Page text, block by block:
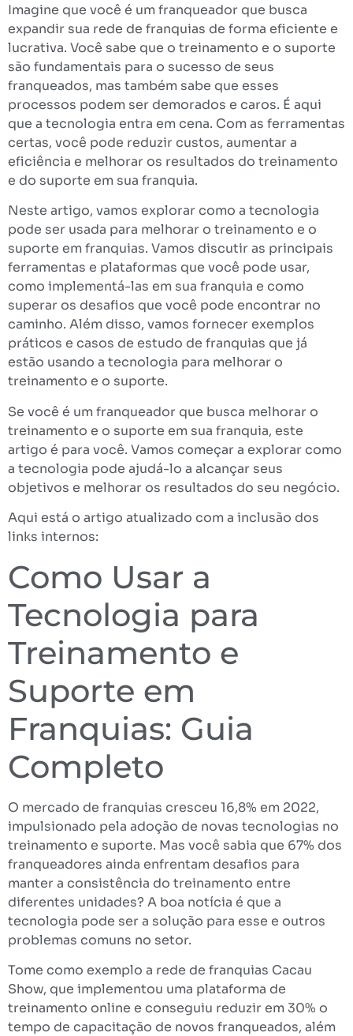
Imagine que você é um franqueador que busca
expandir sua rede de franquias de forma eficiente e
lucrativa. Você sabe que o treinamento e o suporte
são fundamentais para o sucesso de seus
franqueados, mas também sabe que esses
processos podem ser demorados e caros. É aqui
que a tecnologia entra em cena. Com as ferramentas
certas, você pode reduzir custos, aumentar a
eficiência e melhorar os resultados do treinamento
e do suporte em sua franquia.
Neste artigo, vamos explorar como a tecnologia
pode ser usada para melhorar o treinamento e o
suporte em franquias. Vamos discutir as principais
ferramentas e plataformas que você pode usar,
como implementá-las em sua franquia e como
superar os desafios que você pode encontrar no
caminho. Além disso, vamos fornecer exemplos
práticos e casos de estudo de franquias que já
estão usando a tecnologia para melhorar o
treinamento e o suporte.
Se você é um franqueador que busca melhorar o
treinamento e o suporte em sua franquia, este
artigo é para você. Vamos começar a explorar como
a tecnologia pode ajudá-lo a alcançar seus
objetivos e melhorar os resultados do seu negócio.
Aqui está o artigo atualizado com a inclusão dos
links internos:
Como Usar a
Tecnologia para
Treinamento e
Suporte em
Franquias: Guia
Completo
O mercado de franquias cresceu 16,8% em 2022,
impulsionado pela adoção de novas tecnologias no
treinamento e suporte. Mas você sabia que 67% dos
franqueadores ainda enfrentam desafios para
manter a consistência do treinamento entre
diferentes unidades? A boa notícia é que a
tecnologia pode ser a solução para esse e outros
problemas comuns no setor.
Tome como exemplo a rede de franquias Cacau
Show, que implementou uma plataforma de
treinamento online e conseguiu reduzir em 30% o
tempo de capacitação de novos franqueados, além